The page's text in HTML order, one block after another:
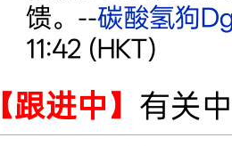
馈。--碳酸氢狗
11:42 (HKT)
【跟进中】 有关